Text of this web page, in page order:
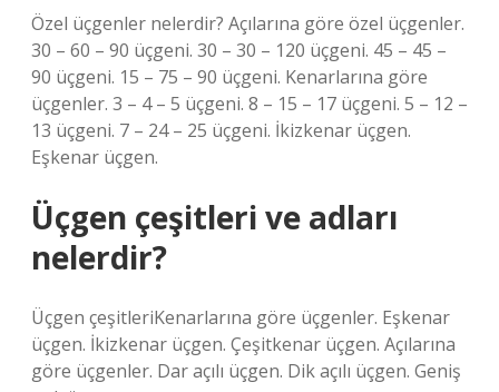
Özel üçgenler nelerdir? Açılarına göre özel üçgenler.
30 – 60 – 90 üçgeni. 30 – 30 – 120 üçgeni. 45 – 45 –
90 üçgeni. 15 – 75 – 90 üçgeni. Kenarlarına göre
üçgenler. 3 – 4 – 5 üçgeni. 8 – 15 – 17 üçgeni. 5 – 12 –
13 üçgeni. 7 – 24 – 25 üçgeni. İkizkenar üçgen.
Eşkenar üçgen.
Üçgen çeşitleri ve adları
nelerdir?
Üçgen çeşitleriKenarlarına göre üçgenler. Eşkenar
üçgen. İkizkenar üçgen. Çeşitkenar üçgen. Açılarına
göre üçgenler. Dar açılı üçgen. Dik açılı üçgen. Geniş